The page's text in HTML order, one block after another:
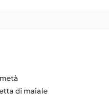
di maiale